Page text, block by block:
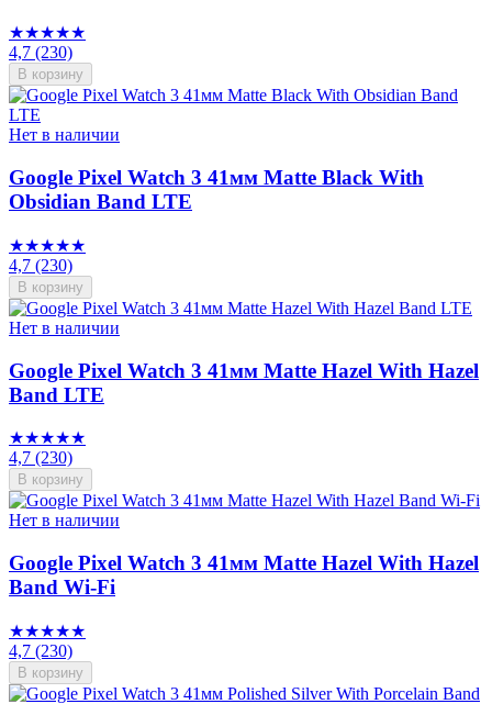
★★★★★
4,7 (230)
В корзину
Нет в наличии
Google Pixel Watch 3 41мм Matte Black With
Obsidian Band LTE
★★★★★
4,7 (230)
В корзину
Нет в наличии
Google Pixel Watch 3 41мм Matte Hazel With Hazel
Band LTE
★★★★★
4,7 (230)
В корзину
Нет в наличии
Google Pixel Watch 3 41мм Matte Hazel With Hazel
Band Wi-Fi
★★★★★
4,7 (230)
В корзину